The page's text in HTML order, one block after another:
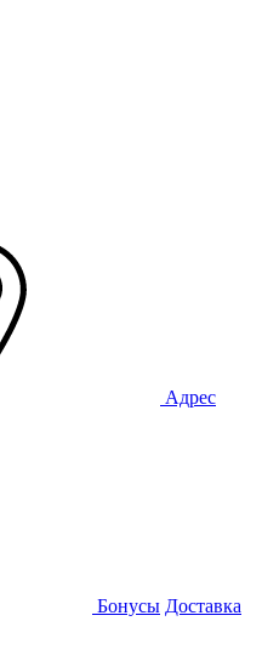
Адрес
Бонусы Доставка